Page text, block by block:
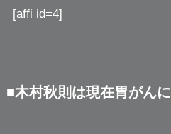
[affi id=4]
■木村秋則は現在胃がんに